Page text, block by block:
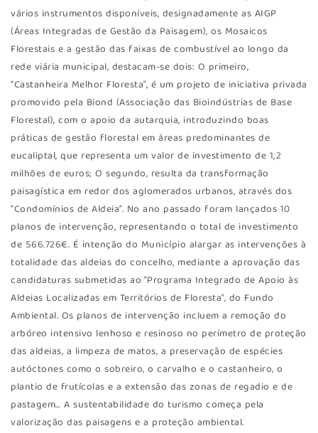
vários instrumentos disponíveis, designadamente as AIGP
(Áreas Integradas de Gestão da Paisagem), os Mosaicos
Florestais e a gestão das faixas de combustível ao longo da
rede viária municipal, destacam-se dois: O primeiro,
“Castanheira Melhor Floresta”, é um projeto de iniciativa privada
promovido pela Biond (Associação das Bioindústrias de Base
Florestal), com o apoio da autarquia, introduzindo boas
práticas de gestão florestal em áreas predominantes de
eucaliptal, que representa um valor de investimento de 1,2
milhões de euros; O segundo, resulta da transformação
paisagística em redor dos aglomerados urbanos, através dos
“Condomínios de Aldeia”. No ano passado foram lançados 10
planos de intervenção, representando o total de investimento
de 566.726€. É intenção do Município alargar as intervenções à
totalidade das aldeias do concelho, mediante a aprovação das
candidaturas submetidas ao “Programa Integrado de Apoio às
Aldeias Localizadas em Territórios de Floresta”, do Fundo
Ambiental. Os planos de intervenção incluem a remoção do
arbóreo intensivo lenhoso e resinoso no perímetro de proteção
das aldeias, a limpeza de matos, a preservação de espécies
autóctones como o sobreiro, o carvalho e o castanheiro, o
plantio de frutícolas e a extensão das zonas de regadio e de
pastagem… A sustentabilidade do turismo começa pela
valorização das paisagens e a proteção ambiental.